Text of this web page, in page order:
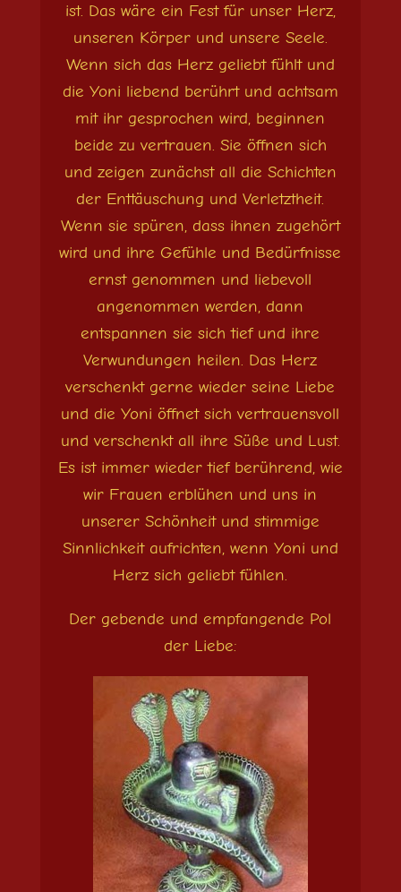
ist. Das wäre ein Fest für unser Herz,
unseren Körper und unsere Seele.
Wenn sich das Herz geliebt fühlt und
die Yoni liebend berührt und achtsam
mit ihr gesprochen wird, beginnen
beide zu vertrauen. Sie öffnen sich
und zeigen zunächst all die Schichten
der Enttäuschung und Verletztheit.
Wenn sie spüren, dass ihnen zugehört
wird und ihre Gefühle und Bedürfnisse
ernst genommen und liebevoll
angenommen werden, dann
entspannen sie sich tief und ihre
Verwundungen heilen. Das Herz
verschenkt gerne wieder seine Liebe
und die Yoni öffnet sich vertrauensvoll
und verschenkt all ihre Süße und Lust.
Es ist immer wieder tief berührend, wie
wir Frauen erblühen und uns in
unserer Schönheit und stimmige
Sinnlichkeit aufrichten, wenn Yoni und
Herz sich geliebt fühlen.
Der gebende und empfangende Pol
der Liebe: